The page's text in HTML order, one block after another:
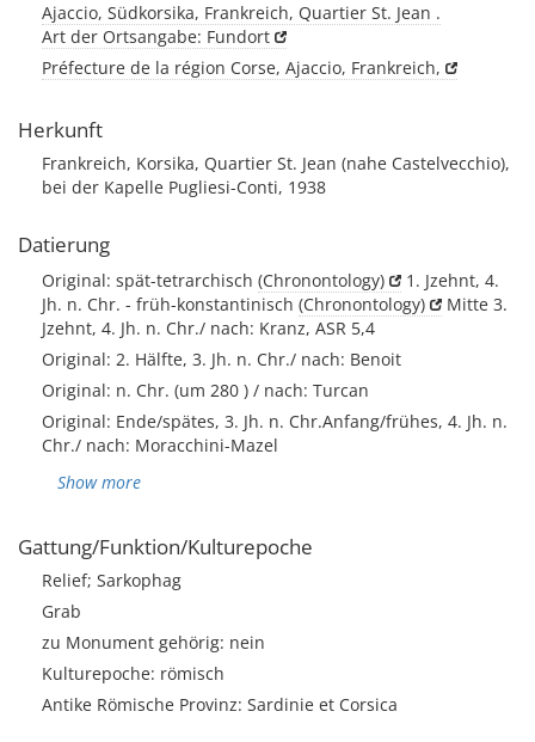
Ajaccio, Südkorsika, Frankreich, Quartier St. Jean .
Art der Ortsangabe: Fundort
Préfecture de la région Corse, Ajaccio, Frankreich,
Herkunft
Frankreich, Korsika, Quartier St. Jean (nahe Castelvecchio),
bei der Kapelle Pugliesi-Conti, 1938
Datierung
Original: spät-tetrarchisch (Chronontology)
1. Jzehnt, 4.
Jh. n. Chr. - früh-konstantinisch (Chronontology)
Mitte 3.
Jzehnt, 4. Jh. n. Chr./ nach: Kranz, ASR 5,4
Original: 2. Hälfte, 3. Jh. n. Chr./ nach: Benoit
Original: n. Chr. (um 280 ) / nach: Turcan
Original: Ende/spätes, 3. Jh. n. Chr.Anfang/frühes, 4. Jh. n.
Chr./ nach: Moracchini-Mazel
Show more
Gattung/Funktion/Kulturepoche
Relief; Sarkophag
Grab
zu Monument gehörig: nein
Kulturepoche: römisch
Antike Römische Provinz: Sardinie et Corsica